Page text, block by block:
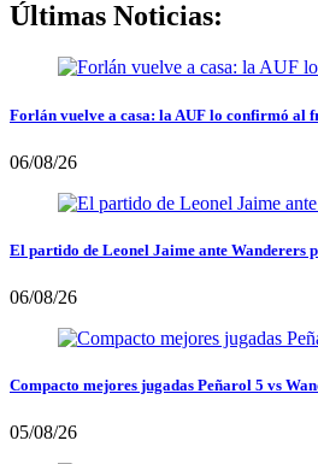
Últimas Noticias:
Forlán vuelve a casa: la AUF lo confirmó al
06/08/26
El partido de Leonel Jaime ante Wanderers
06/08/26
Compacto mejores jugadas Peñarol 5 vs
05/08/26